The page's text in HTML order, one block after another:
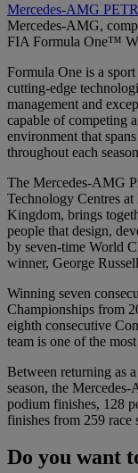
Mercedes-AMG
Mercedes-AMG,
FIA Formula One™
Formula One is a
cutting-edge
management and
capable of competing
environment that
throughout each
The Mercedes-AMG
Technology Centres
Kingdom, brings
people that design,
by seven-time World
winner, George
Winning seven
Championships from
eighth consecutive
team is one of the
Between returning as
season, the
podium finishes, 128
finishes from 259 race
Do you want